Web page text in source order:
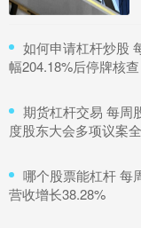
如何申请杠杆炒股
幅204.18%后停牌核查
期货杠杆交易 每周
度股东大会多项议案
哪个股票能杠杆 每
营收增长38.28%